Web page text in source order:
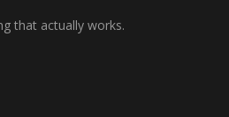
that actually works.